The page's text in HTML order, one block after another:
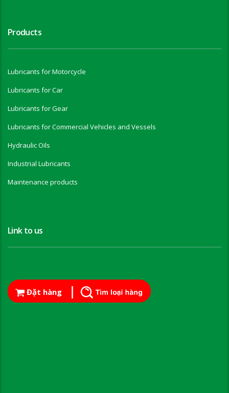
Đặt hàng
Products
Lubricants for Motorcycle
Lubricants for Car
Lubricants for Gear
Lubricants for Commercial Vehicles and Vessels
Hydraulic Oils
Industrial Lubricants
Maintenance products
Link to us